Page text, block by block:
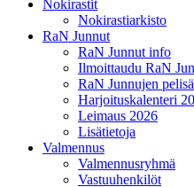
Nokirastit
Nokirastiarkisto
RaN Junnut
RaN Junnut info
Ilmoittaudu RaN
RaN Junnujen
Harjoituskalenteri
Leimaus 2026
Lisätietoja
Valmennus
Valmennusryhmä
Vastuuhenkilöt